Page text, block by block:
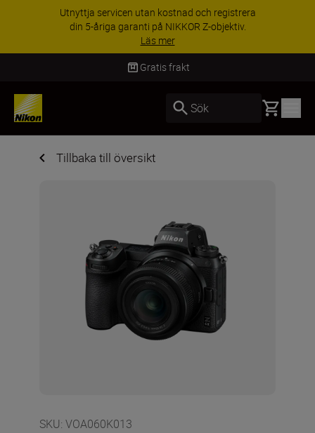
Utnyttja servicen utan kostnad och registrera
din 5-åriga garanti på NIKKOR Z-objektiv.
Läs mer
Gratis frakt
Sök Basket
Tillbaka till översikt
SKU: VOA060K013